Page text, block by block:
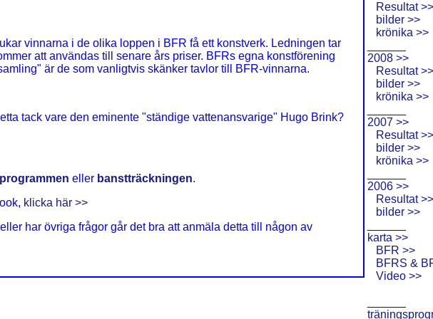
vinnarna i de olika loppen i BFR få ett konstverk. Ledningen tar
att användas till senare års priser. BFRs egna konstförening
är de som vanligtvis skänker tavlor till BFR-vinnarna.
tack vare den eminente "ständige vattenansvarige" Hugo Brink?
eller banstträckningen.
klicka här >>
har övriga frågor går det bra att anmäla detta till någon av
Resultat >>
bilder >>
krönika >>
2008 >>
Resultat >>
bilder >>
krönika >>
2007 >>
Resultat >>
bilder >>
krönika >>
2006 >>
Resultat >>
bilder >>
karta >>
BFR >>
BFRS &
Video >>